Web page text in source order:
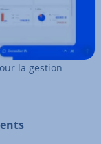
la gestion